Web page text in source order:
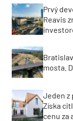
Prvý
Reavis
mosta.
Jeden z
Získa
cenu za